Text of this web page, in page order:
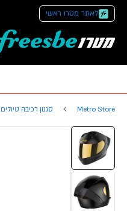
לאתר מטרו ראשי
Metro Store סגנון רכיבה טיולים